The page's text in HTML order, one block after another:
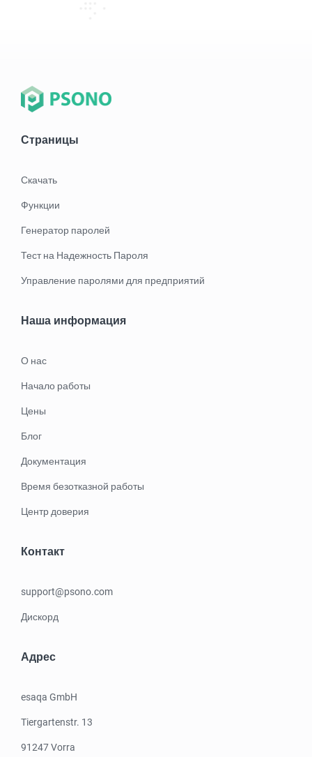
Страницы
Скачать
Функции
Генератор паролей
Тест на Надежность Пароля
Управление паролями для предприятий
Наша информация
О нас
Начало работы
Цены
Блог
Документация
Время безотказной работы
Центр доверия
Контакт
support@psono.com
Дискорд
Адрес
esaqa GmbH
Tiergartenstr. 13
91247 Vorra